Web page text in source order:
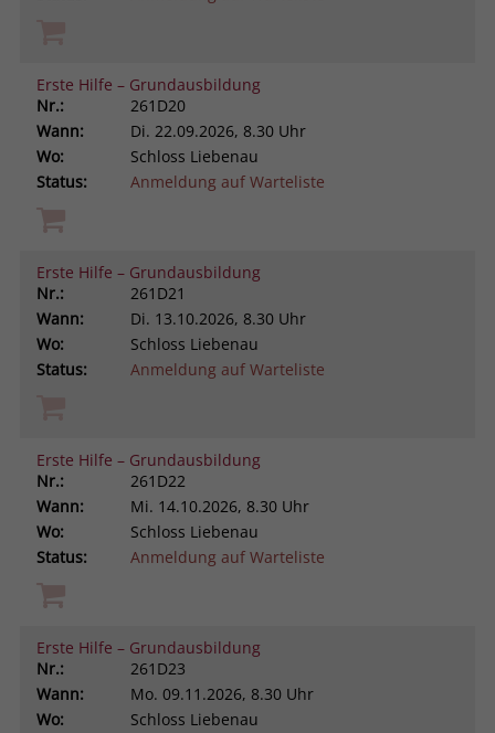
Erste Hilfe – Grundausbildung
Nr.:
261D20
Wann:
Di. 22.09.2026, 8.30 Uhr
Wo:
Schloss Liebenau
Status:
Anmeldung auf Warteliste
Erste Hilfe – Grundausbildung
Nr.:
261D21
Wann:
Di. 13.10.2026, 8.30 Uhr
Wo:
Schloss Liebenau
Status:
Anmeldung auf Warteliste
Erste Hilfe – Grundausbildung
Nr.:
261D22
Wann:
Mi. 14.10.2026, 8.30 Uhr
Wo:
Schloss Liebenau
Status:
Anmeldung auf Warteliste
Erste Hilfe – Grundausbildung
Nr.:
261D23
Wann:
Mo. 09.11.2026, 8.30 Uhr
Wo:
Schloss Liebenau